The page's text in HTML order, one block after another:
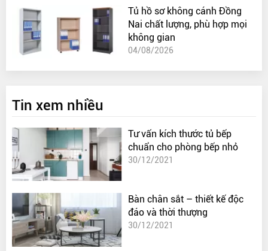
Tủ hồ sơ không cánh Đồng
Nai chất lượng, phù hợp mọi
không gian
04/08/2026
Tin xem nhiều
Tư vấn kích thước tủ bếp
chuẩn cho phòng bếp nhỏ
30/12/2021
Bàn chân sắt – thiết kế độc
đáo và thời thượng
30/12/2021